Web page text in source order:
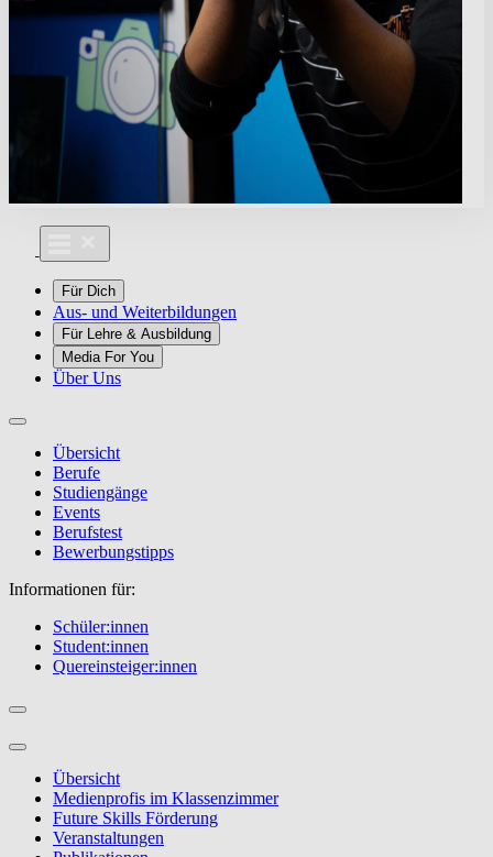
Für Dich
Aus- und Weiterbildungen
Für Lehre & Ausbildung
Media For You
Über Uns
Übersicht
Berufe
Studiengänge
Events
Berufstest
Bewerbungstipps
Informationen für:
Schüler:innen
Student:innen
Quereinsteiger:innen
Übersicht
Medienprofis im Klassenzimmer
Future Skills Förderung
Veranstaltungen